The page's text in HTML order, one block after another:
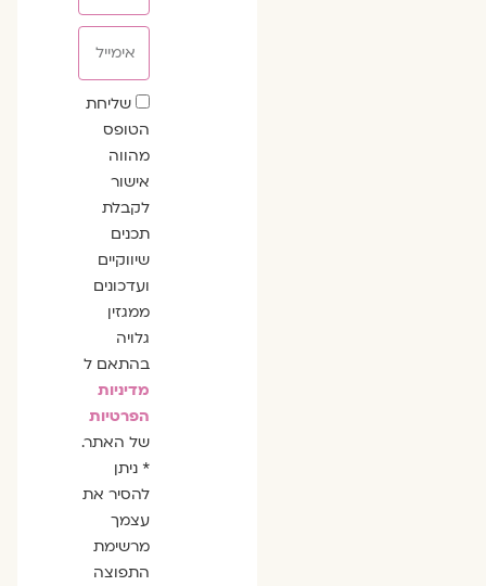
שדה
הסכמה
שליחת
הטופס
מהווה
אישור
לקבלת
תכנים
שיווקיים
ועדכונים
ממגזין
גלויה
בהתאם ל
מדיניות
הפרטיות
של האתר.
* ניתן
להסיר את
עצמך
מרשימת
התפוצה